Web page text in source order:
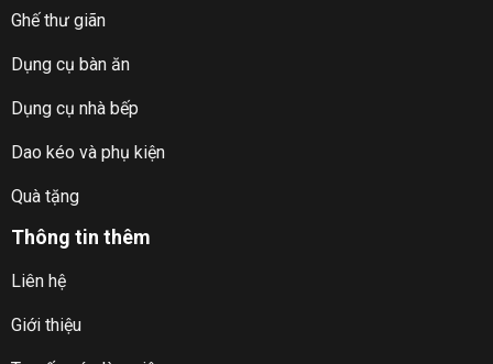
Ghế thư giãn
Dụng cụ bàn ăn
Dụng cụ nhà bếp
Dao kéo và phụ kiện
Quà tặng
Thông tin thêm
Liên hệ
Giới thiệu